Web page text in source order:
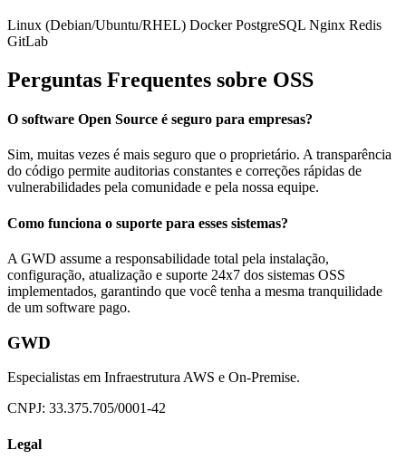
Linux (Debian/Ubuntu/RHEL) Docker PostgreSQL Nginx Redis
GitLab
Perguntas Frequentes sobre OSS
O software Open Source é seguro para empresas?
Sim, muitas vezes é mais seguro que o proprietário. A transparência
do código permite auditorias constantes e correções rápidas de
vulnerabilidades pela comunidade e pela nossa equipe.
Como funciona o suporte para esses sistemas?
A GWD assume a responsabilidade total pela instalação,
configuração, atualização e suporte 24x7 dos sistemas OSS
implementados, garantindo que você tenha a mesma tranquilidade
de um software pago.
GWD
Especialistas em Infraestrutura AWS e On-Premise.
CNPJ: 33.375.705/0001-42
Legal